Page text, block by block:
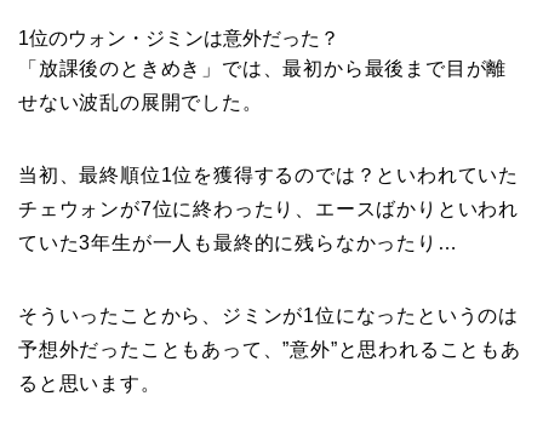
1位のウォン・ジミンは意外だった？
「放課後のときめき」では、最初から最後まで目が離
せない波乱の展開でした。
当初、最終順位1位を獲得するのでは？といわれていた
チェウォンが7位に終わったり、エースばかりといわれ
ていた3年生が一人も最終的に残らなかったり…
そういったことから、ジミンが1位になったというのは
予想外だったこともあって、”意外”と思われることもあ
ると思います。